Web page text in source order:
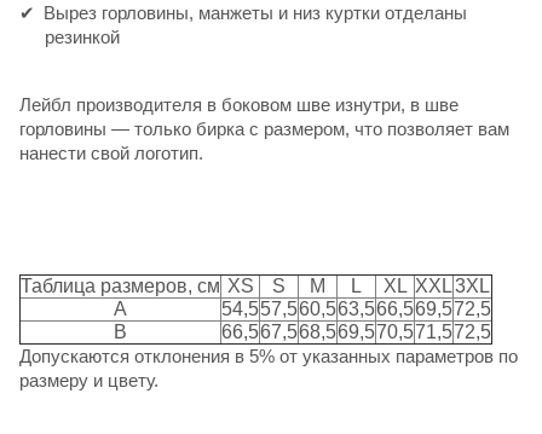
Вырез горловины, манжеты и низ куртки отделаны
резинкой
Лейбл производителя в боковом шве изнутри, в шве
горловины — только бирка с размером, что позволяет вам
нанести свой логотип.
Таблица размеров, см XS S M L XL XXL3XL
A
54,557,560,563,566,569,572,5
B
66,567,568,569,570,571,572,5
Допускаются отклонения в 5% от указанных параметров по
размеру и цвету.